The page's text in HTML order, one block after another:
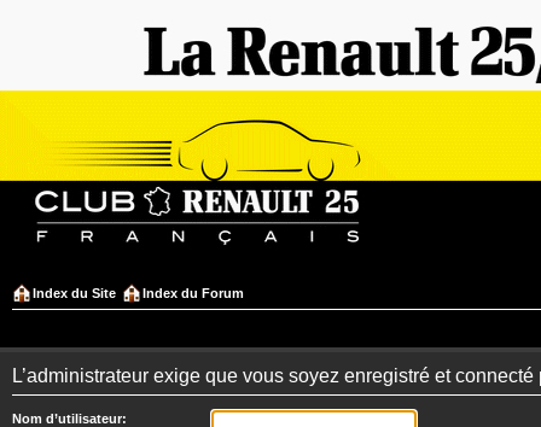
Index du Site Index du Forum
L’administrateur exige que vous soyez enregistré et
Nom d’utilisateur: